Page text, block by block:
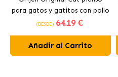
para gatos y gatitos con pollo
(DESDE) 64.19 €
Añadir al Carrito